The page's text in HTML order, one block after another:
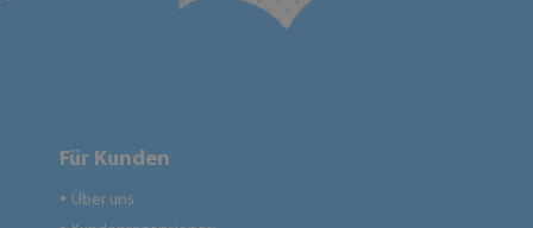
Für Kunden
● Über uns